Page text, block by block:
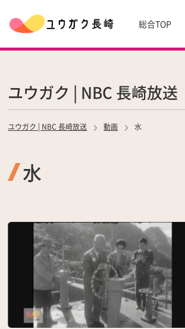
総合TOP
ユウガク | NBC 長崎放送
ユウガク | NBC 長崎放送 動画 水
水